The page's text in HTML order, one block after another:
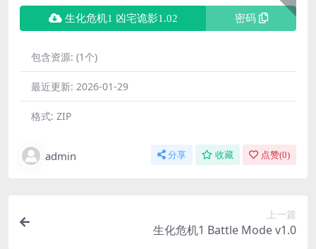
生化危机1 凶宅诡影1.02 密码
包含资源: (1个)
最近更新: 2026-01-29
格式: ZIP
admin 分享 收藏 点赞(0)
上一篇
生化危机1 Battle Mode v1.0